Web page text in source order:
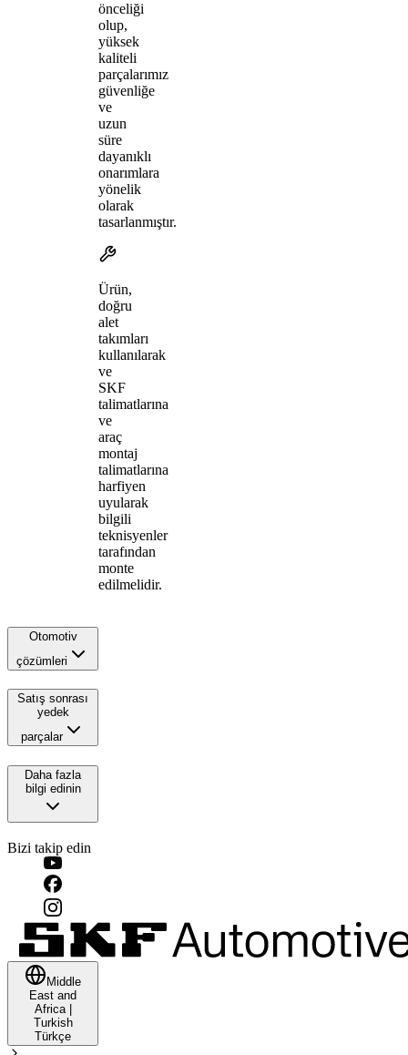
önceliği
olup,
yüksek
kaliteli
parçalarımız
güvenliğe
ve
uzun
süre
dayanıklı
onarımlara
yönelik
olarak
tasarlanmıştır.
Ürün,
doğru
alet
takımları
kullanılarak
ve
SKF
talimatlarına
ve
araç
montaj
talimatlarına
harfiyen
uyularak
bilgili
teknisyenler
tarafından
monte
edilmelidir.
Otomotiv
çözümleri
Satış sonrası
yedek
parçalar
Daha fazla
bilgi edinin
Bizi takip edin
Middle
East and
Africa|
Turkish
Türkçe